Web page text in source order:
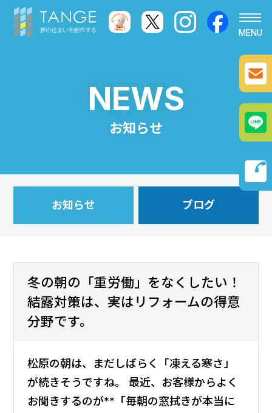
ホーム
お知らせ
内装リフォーム･リノベーション
お問い合わせ
phone
NEWS
お知らせ
お知らせ ブログ
冬の朝の「重労働」をなくしたい！
結露対策は、実はリフォームの得意
分野です。
松原の朝は、まだしばらく「凍える寒さ」
が続きそうですね。 最近、お客様からよく
お聞きするのが**「毎朝の窓拭きが本当に